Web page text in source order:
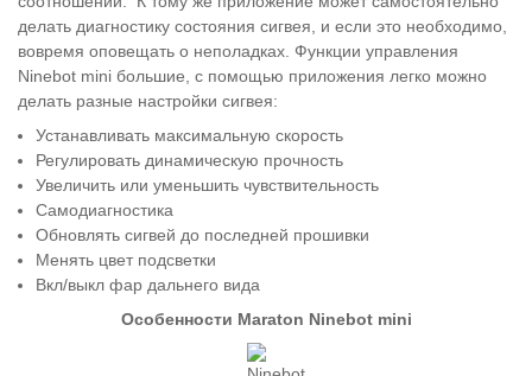
делать диагностику состояния сигвея, и если это необходимо,
вовремя оповещать о неполадках. Функции управления
Ninebot mini большие, с помощью приложения легко можно
делать разные настройки сигвея:
Устанавливать максимальную скорость
Регулировать динамическую прочность
Увеличить или уменьшить чувствительность
Самодиагностика
Обновлять сигвей до последней прошивки
Менять цвет подсветки
Вкл/выкл фар дальнего вида
Особенности Maraton Ninebot mini